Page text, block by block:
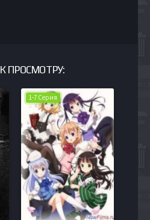
К ПРОСМОТРУ:
1-7 Серия